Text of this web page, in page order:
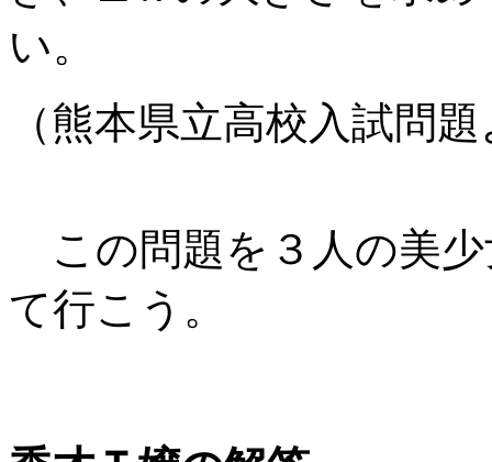
い。
（熊本県立高校入試問
この問題を３人の美
て行こう。